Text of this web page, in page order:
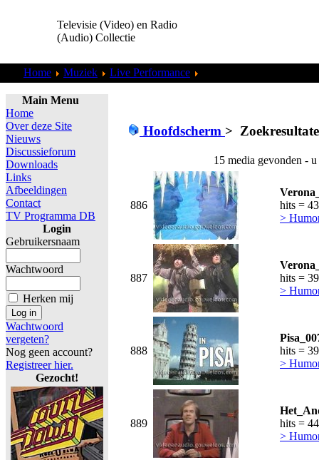
Televisie (Video) en Radio
(Audio) Collectie
Home Muziek Live Performance
Main Menu
Home
Over deze Site
Nieuws
Discussieforum
Downloads
Links
Afbeeldingen
Contact
TV Programma DB
Login
Gebruikersnaam
Wachtwoord
Herken mij
Wachtwoord
vergeten?
Nog geen account?
Registreer hier.
Gezocht!
Hoofdscherm >
15 media gevonden -
886
hits =
>
887
hits =
>
888
hits =
>
889
hits =
>